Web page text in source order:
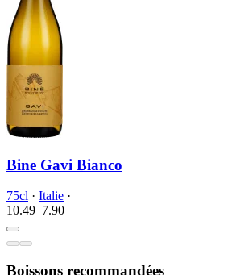
Bine Gavi Bianco
75cl · Italie ·
10.49 7.90
Boissons recommandées